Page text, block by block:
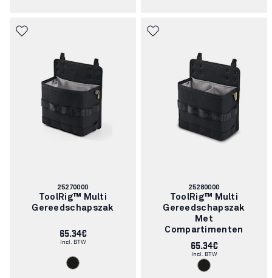
Artikelnummer:
25270000
ToolRig™ Multi
Gereedschapszak
65.34€
Incl. BTW
Artikelnummer:
25280000
ToolRig™ Multi
Gereedschapszak
Met
Compartimenten
65.34€
Incl. BTW